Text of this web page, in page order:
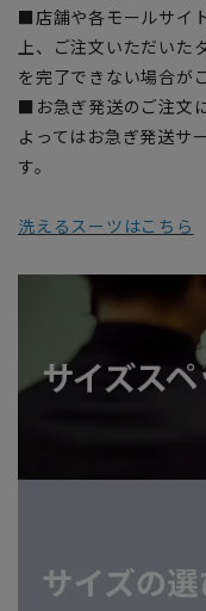
■店舗や各モールサイ
上、ご注文いただいた
を完了できない場合が
■お急ぎ発送のご注文
よってはお急ぎ発送サ
す。
洗えるスーツはこちら